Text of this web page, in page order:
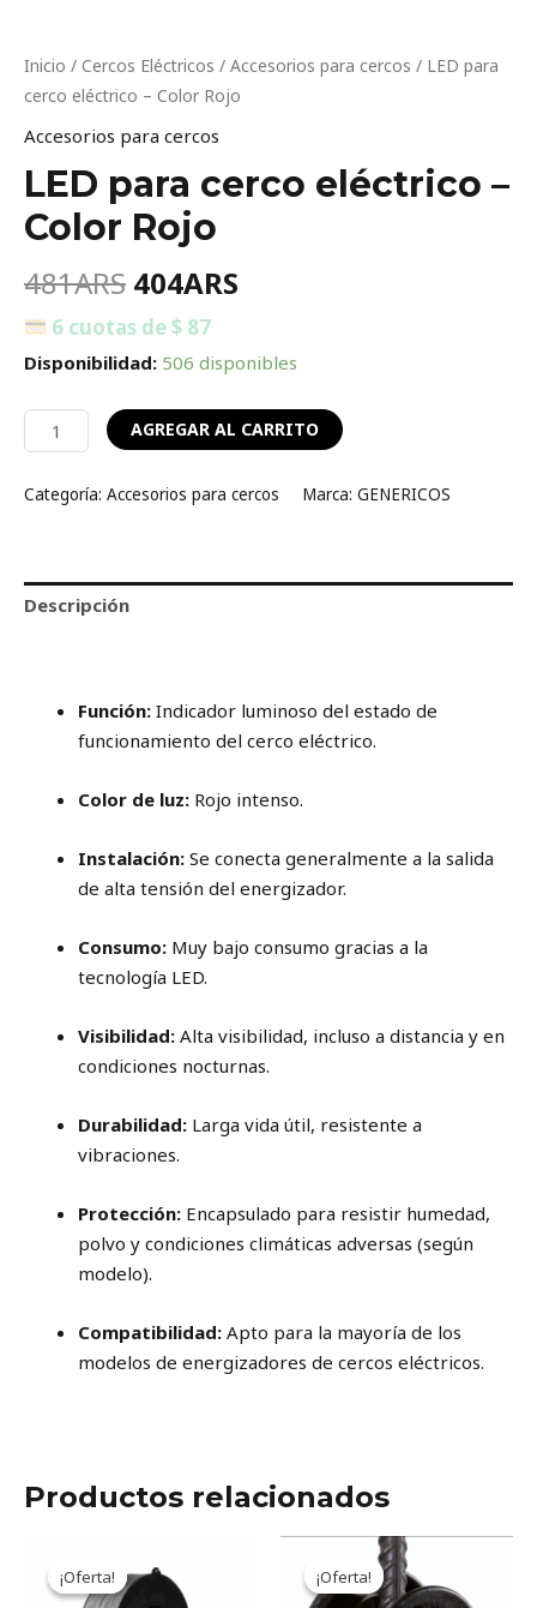
Inicio / Cercos Eléctricos / Accesorios para cercos / LED para
cerco eléctrico – Color Rojo
Accesorios para cercos
LED para cerco eléctrico –
Color Rojo
481ARS 404ARS
6 cuotas de $ 87
Disponibilidad: 506 disponibles
AGREGAR AL CARRITO
Categoría: Accesorios para cercos Marca: GENERICOS
Descripción
Función: Indicador luminoso del estado de
funcionamiento del cerco eléctrico.
Color de luz: Rojo intenso.
Instalación: Se conecta generalmente a la salida
de alta tensión del energizador.
Consumo: Muy bajo consumo gracias a la
tecnología LED.
Visibilidad: Alta visibilidad, incluso a distancia y en
condiciones nocturnas.
Durabilidad: Larga vida útil, resistente a
vibraciones.
Protección: Encapsulado para resistir humedad,
polvo y condiciones climáticas adversas (según
modelo).
Compatibilidad: Apto para la mayoría de los
modelos de energizadores de cercos eléctricos.
Productos relacionados
¡Oferta!
¡Oferta!
price
was:
¡Oferta!
¡Oferta!
Original
price
was:
Current
price
is: